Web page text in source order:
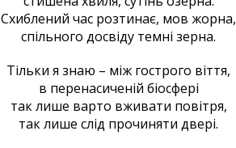
Схиблений час розтинає, мов жорна,
спільного досвіду темні зерна.
Тільки я знаю – між гострого віття,
в перенасиченій біосфері
так лише варто вживати повітря,
так лише слід прочиняти двері.